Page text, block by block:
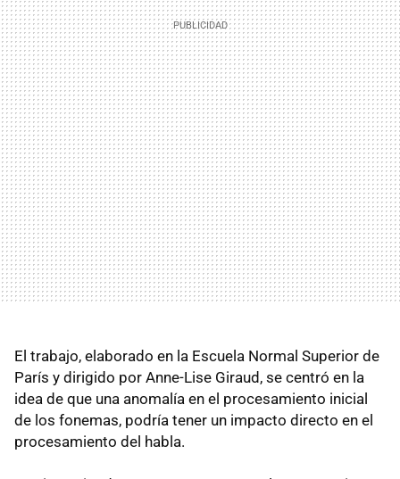
El trabajo, elaborado en la Escuela Normal Superior de
París y dirigido por Anne-Lise Giraud, se centró en la
idea de que una anomalía en el procesamiento inicial
de los fonemas, podría tener un impacto directo en el
procesamiento del habla.